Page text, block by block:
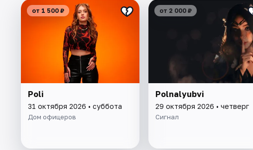
от 1 500 ₽
Poli
31 октября 2026 • суббота
Дом офицеров
от 2 000 ₽
Polnalyubvi
29 октября 2026 • четверг
Сигнал